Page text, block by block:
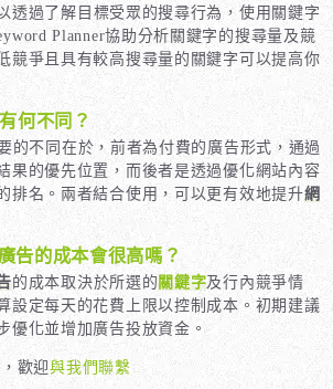
透過了解目標受眾的搜尋行為，使用關鍵字
Planner協助分析關鍵字的搜尋量及競
競爭且具有較高搜尋量的關鍵字可以提高你
何不同？
的不同在於，前者為付費的廣告形式，通過
果的優先位置，而後者是透過優化網站內容
排名。兩者結合使用，可以更有效地提升網
告的成本會很高嗎？
的成本取決於所選的關鍵字及行內競爭情
設定每天的花費上限以控制成本。初期建議
優化並增加廣告投放資金。
歡迎與我們聯繫